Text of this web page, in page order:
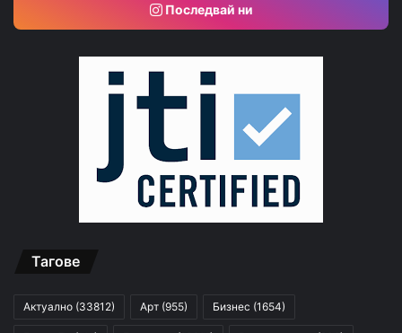
Последвай ни
Тагове
Актуално (33812) Арт (955) Бизнес (1654)